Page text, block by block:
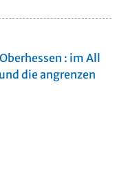
: im All
die angrenzen